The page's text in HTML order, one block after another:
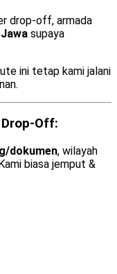
drop-off, armada
supaya
ini tetap kami jalani
Off:
dokumen, wilayah
biasa jemput &